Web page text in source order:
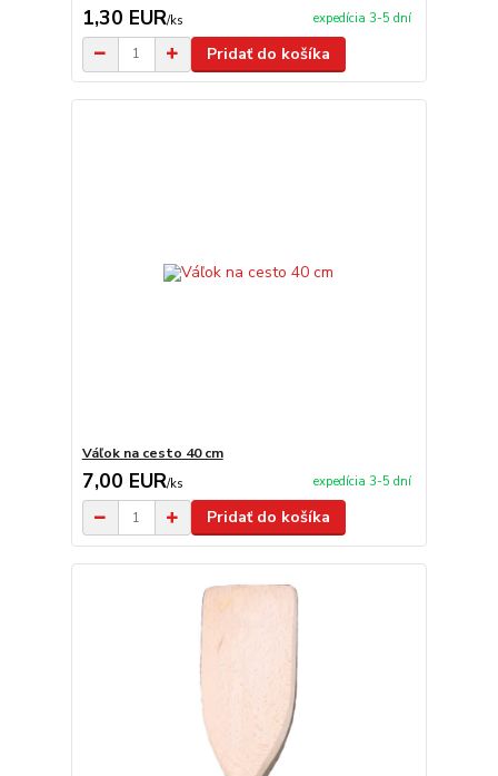
1,30 EUR/ks expedícia 3-5 dní
Pridať do košíka
Váľok na cesto 40 cm
7,00 EUR/ks expedícia 3-5 dní
Pridať do košíka